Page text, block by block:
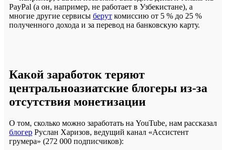
PayPal (а он, например, не работает в Узбекистане), а
многие другие сервисы берут комиссию от 5 % до 25 %
полученного дохода и за перевод на банковскую карту.
Какой заработок теряют
центральноазиатские блогеры из-за
отсутствия монетизации
О том, сколько можно заработать на YouTube, нам рассказал
блогер Руслан Харизов, ведущий канал «Ассистент
грумера» (272 000 подписчиков):